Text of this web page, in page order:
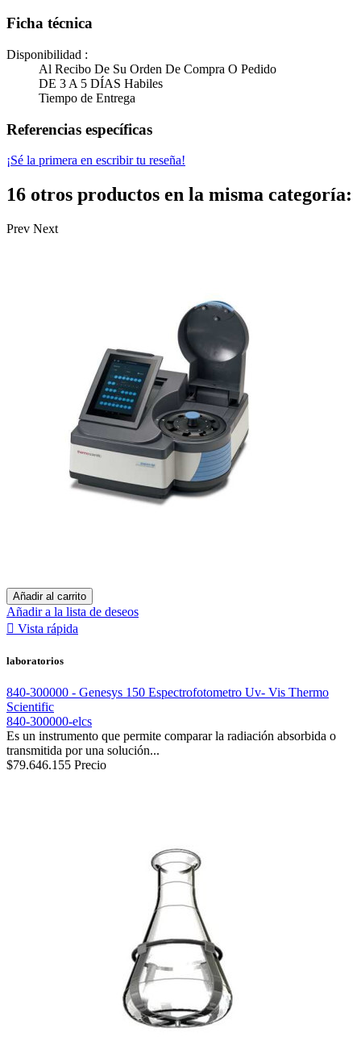
Ficha técnica
Disponibilidad :
Al Recibo De Su Orden De Compra O Pedido
DE 3 A 5 DÍAS Habiles
Tiempo de Entrega
Referencias específicas
¡Sé la primera en escribir tu reseña!
16 otros productos en la misma categoría:
Prev Next
Añadir al carrito
Añadir a la lista de deseos
 Vista rápida
laboratorios
840-300000 - Genesys 150 Espectrofotometro Uv- Vis Thermo
Scientific
840-300000-elcs
Es un instrumento que permite comparar la radiación absorbida o
transmitida por una solución...
$79.646.155 Precio